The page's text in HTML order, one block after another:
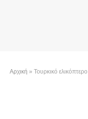
Αρχική » Τουρκικό ελικόπτερο με